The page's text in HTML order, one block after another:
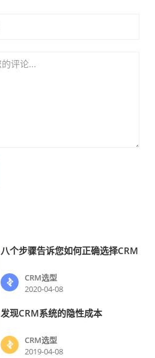
八个步骤告诉您如何正确选择CRM
CRM选型
2020-04-08
发现CRM系统的隐性成本
CRM选型
2019-04-08